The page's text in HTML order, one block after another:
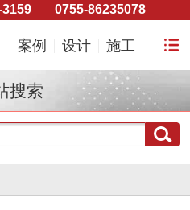
3159 0755-86235078
案例 设计 施工
搜索